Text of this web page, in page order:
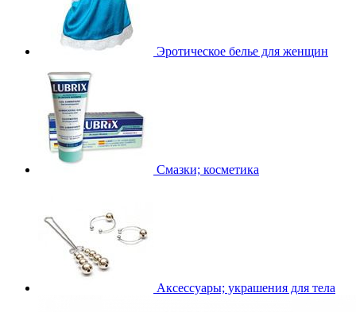
Эротическое белье для женщин
Смазки; косметика
Аксессуары; украшения для тела